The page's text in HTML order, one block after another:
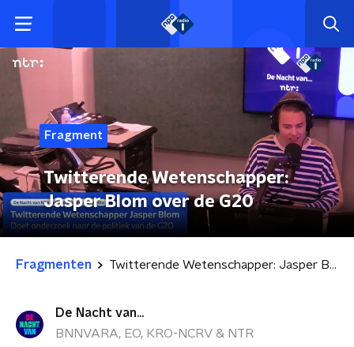
Fragment
Twitterende Wetenschapper:
Jasper Blom over de G20
Fragmenten Twitterende Wetenschapper: Jasper Blom over de G20
De Nacht van...
BNNVARA, EO, KRO-NCRV & NTR